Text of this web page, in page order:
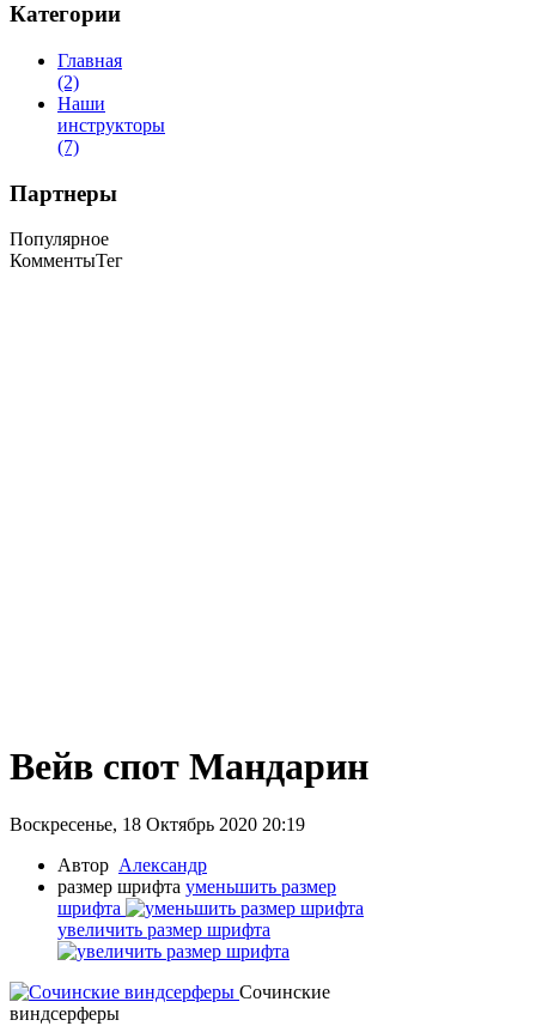
Категории
Главная
(2)
Наши
инструкторы
(7)
Партнеры
Популярное
КомментыТег
Вейв спот Мандарин
Воскресенье, 18 Октябрь 2020 20:19
Автор Александр
размер шрифта уменьшить размер
шрифта
увеличить размер шрифта
Сочинские
виндсерферы